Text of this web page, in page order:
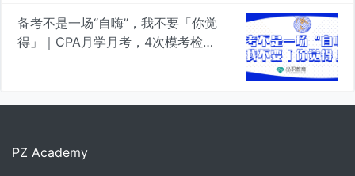
备考不是一场“自嗨”，我不要「你觉
得」｜CPA月学月考，4次模考检验
PZ Academy